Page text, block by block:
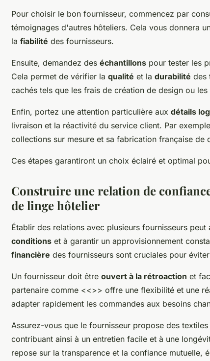
Pour choisir le bon fournisseur, commencez par
témoignages d'autres hôteliers. Cela vous donnera
la fiabilité des fournisseurs.
Ensuite, demandez des échantillons pour tester les
Cela permet de vérifier la qualité et la durabilité des
cachés tels que les frais de création de design ou les
Enfin, portez une attention particulière aux détails
livraison et la réactivité du service client. Par
collections sur mesure et sa fabrication française de
Ces étapes garantiront un choix éclairé et optimal
Construire une relation de
de linge hôtelier
Établir des relations avec plusieurs fournisseurs peut
conditions et à garantir un approvisionnement
financière des fournisseurs sont cruciales pour
Un fournisseur doit être ouvert à la rétroaction et
partenaire comme <<>> offre une flexibilité et une
adapter rapidement les commandes aux besoins
Assurez-vous que le fournisseur propose des
contribuant ainsi à un entretien facile et à une
repose sur la transparence et la confiance mutuelle,